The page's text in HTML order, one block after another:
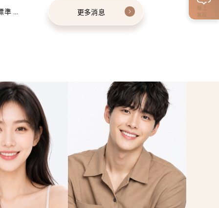
線上
客服
建 更多消息